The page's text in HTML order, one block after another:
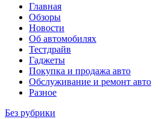
Главная
Обзоры
Новости
Об автомобилях
Тестдрайв
Гаджеты
Покупка и продажа авто
Обслуживание и ремонт авто
Разное
Без рубрики